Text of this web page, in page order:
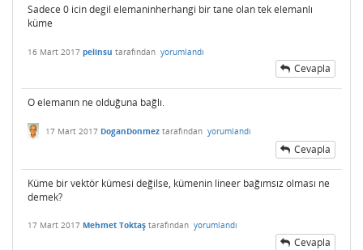
Sadece 0 icin degil elemaninherhangi bir tane olan tek elemanlı
küme
16 Mart 2017 pelinsu tarafından yorumlandı
Cevapla
O elemanın ne olduğuna bağlı.
17 Mart 2017 DoganDonmez tarafından yorumlandı
Cevapla
Küme bir vektör kümesi değilse, kümenin lineer bağımsız olması ne
demek?
17 Mart 2017 Mehmet Toktaş tarafından yorumlandı
Cevapla